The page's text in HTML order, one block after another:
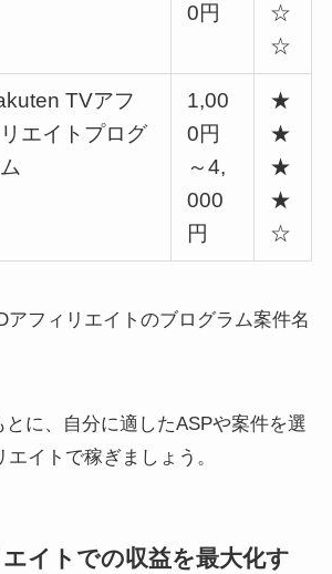
0円
☆
☆
TVアフ
エイトプログ
1,00
0円
～4,
000
円
★
★
★
★
☆
アフィリエイトのブログラム案件名
とに、自分に適したASPや案件を選
イトで稼ぎましょう。
イトでの収益を最大化す